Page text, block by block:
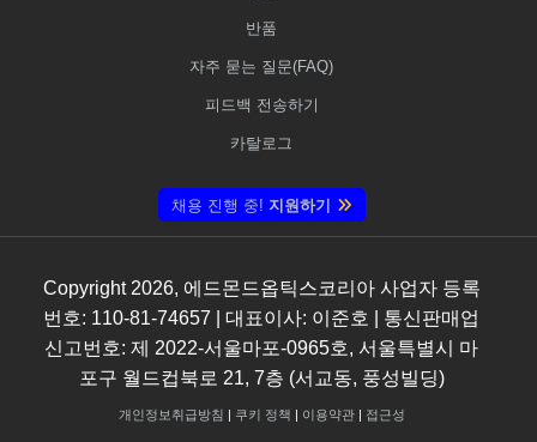
반품
자주 묻는 질문(FAQ)
피드백 전송하기
카탈로그
채용 진행 중! 지원하기
Copyright 2026, 에드몬드옵틱스코리아 사업자 등록
번호: 110-81-74657 | 대표이사: 이준호 | 통신판매업
신고번호: 제 2022-서울마포-0965호, 서울특별시 마
포구 월드컵북로 21, 7층 (서교동, 풍성빌딩)
개인정보취급방침 | 쿠키 정책 | 이용약관| 접근성